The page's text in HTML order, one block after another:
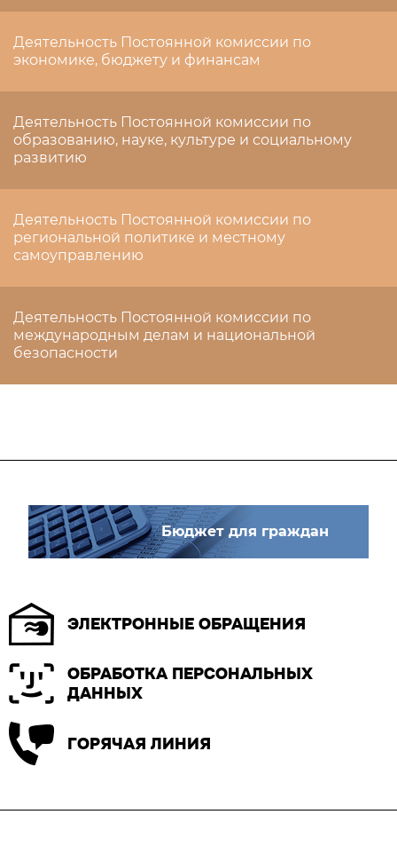
Деятельность Постоянной комиссии по
экономике, бюджету и финансам
Деятельность Постоянной комиссии по
образованию, науке, культуре и социальному
развитию
Деятельность Постоянной комиссии по
региональной политике и местному
самоуправлению
Деятельность Постоянной комиссии по
международным делам и национальной
безопасности
Бюджет для граждан
ЭЛЕКТРОННЫЕ ОБРАЩЕНИЯ
ОБРАБОТКА ПЕРСОНАЛЬНЫХ
ДАННЫХ
ГОРЯЧАЯ ЛИНИЯ